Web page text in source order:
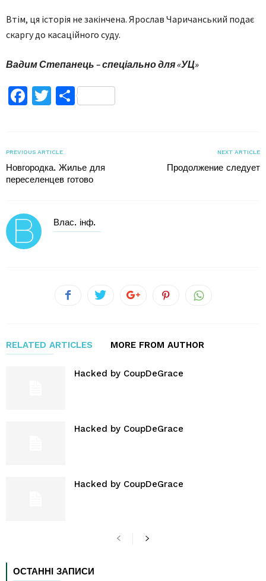
Втім, ця історія не закінчена. Ярослав Чаричанський подає
скаргу до касаційного суду.
Вадим Степанець – спеціально для «УЦ»
Facebook
TwitterПоділитися
PREVIOUS ARTICLE
Новгородка. Жилье для
переселенцев готово
NEXT ARTICLE
Продолжение следует
Влас. інф.
RELATED ARTICLES MORE FROM AUTHOR
Hacked by CoupDeGrace
Hacked by CoupDeGrace
Hacked by CoupDeGrace
ОСТАННІ ЗАПИСИ